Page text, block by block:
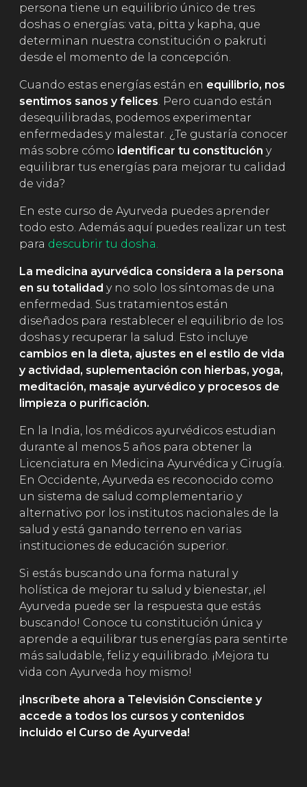
persona tiene un equilibrio único de tres
doshas o energías: vata, pitta y kapha, que
determinan nuestra constitución o pakruti
desde el momento de la concepción.
Cuando estas energías están en equilibrio, nos
sentimos sanos y felices . Pero cuando están
desequilibradas, podemos experimentar
enfermedades y malestar. ¿Te gustaría conocer
más sobre cómo identificar tu constitución y
equilibrar tus energías para mejorar tu calidad
de vida?
En este curso de Ayurveda puedes aprender
todo esto. Además aquí puedes realizar un test
para descubrir tu dosha.
La medicina ayurvédica considera a la persona
en su totalidad y no solo los síntomas de una
enfermedad. Sus tratamientos están
diseñados para restablecer el equilibrio de los
doshas y recuperar la salud. Esto incluye
cambios en la dieta, ajustes en el estilo de vida
y actividad, suplementación con hierbas, yoga,
meditación, masaje ayurvédico y procesos de
limpieza o purificación.
En la India, los médicos ayurvédicos estudian
durante al menos 5 años para obtener la
Licenciatura en Medicina Ayurvédica y Cirugía.
En Occidente, Ayurveda es reconocido como
un sistema de salud complementario y
alternativo por los institutos nacionales de la
salud y está ganando terreno en varias
instituciones de educación superior.
Si estás buscando una forma natural y
holística de mejorar tu salud y bienestar, ¡el
Ayurveda puede ser la respuesta que estás
buscando! Conoce tu constitución única y
aprende a equilibrar tus energías para sentirte
más saludable, feliz y equilibrado. ¡Mejora tu
vida con Ayurveda hoy mismo!
¡Inscríbete ahora a Televisión Consciente y
accede a todos los cursos y contenidos
incluido el Curso de Ayurveda!